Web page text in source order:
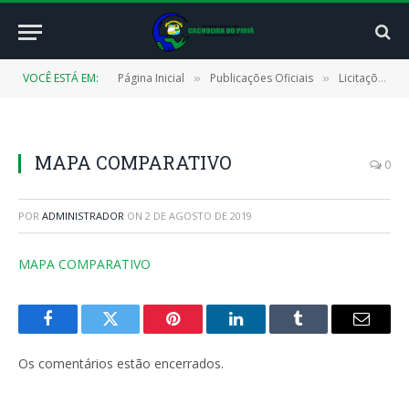
VOCÊ ESTÁ EM: Página Inicial » Publicações Oficiais » Licitações
MAPA COMPARATIVO 0
POR ADMINISTRADOR ON 2 DE AGOSTO DE 2019
MAPA COMPARATIVO
FacebookTwitter Pinterest LinkedInTumblr
E-
Os comentários estão encerrados.